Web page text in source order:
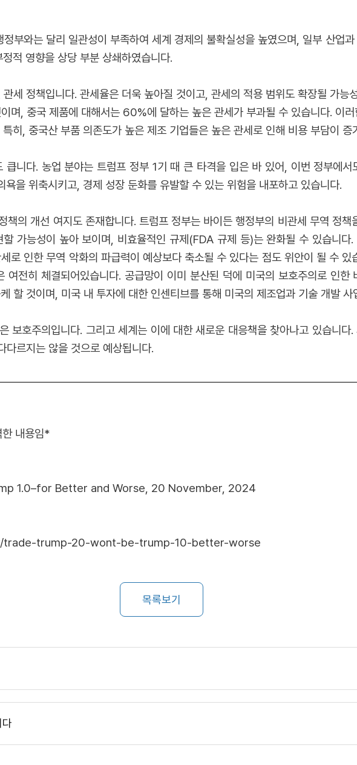
부와는 달리 일관성이 부족하여 세계 경제의 불확실성을 높였으며, 일부 산업
적 영향을 상당 부분 상쇄하였습니다.
세 정책입니다. 관세율은 더욱 높아질 것이고, 관세의 적용 범위도 확장될 가능
며, 중국 제품에 대해서는 60%에 달하는 높은 관세가 부과될 수 있습니다. 이
히, 중국산 부품 의존도가 높은 제조 기업들은 높은 관세로 인해 비용 부담이 증
니다. 농업 분야는 트럼프 정부 1기 때 큰 타격을 입은 바 있어, 이번 정부에
을 위축시키고, 경제 성장 둔화를 유발할 수 있는 위험을 내포하고 있습니다.
의 개선 여지도 존재합니다. 트럼프 정부는 바이든 행정부의 비관세 무역 정
가능성이 높아 보이며, 비효율적인 규제(FDA 규제 등)는 완화될 수 있습니다.
로 인한 무역 악화의 파급력이 예상보다 축소될 수 있다는 점도 위안이 될 수 있
전히 체결되어있습니다. 공급망이 이미 분산된 덕에 미국의 보호주의로 인한
할 것이며, 미국 내 투자에 대한 인센티브를 통해 미국의 제조업과 기술 개발
보호주의입니다. 그리고 세계는 이에 대한 새로운 대응책을 찾아나고 있습니
다르지는 않을 것으로 예상됩니다.
한 내용임*
1.0–for Better and Worse, 20 November, 2024
trade-trump-20-wont-be-trump-10-better-worse
목록보기